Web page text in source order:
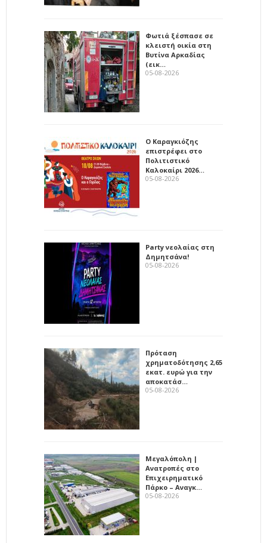
Φωτιά ξέσπασε σε
κλειστή οικία στη
Βυτίνα Αρκαδίας
(εικ…
05-08-2026
Ο Καραγκιόζης
επιστρέφει στο
Πολιτιστικό
Καλοκαίρι 2026…
05-08-2026
Party νεολαίας στη
Δημητσάνα!
05-08-2026
Πρόταση
χρηματοδότησης 2,65
εκατ. ευρώ για την
αποκατάσ…
05-08-2026
Μεγαλόπολη |
Ανατροπές στο
Επιχειρηματικό
Πάρκο – Αναγκ…
05-08-2026